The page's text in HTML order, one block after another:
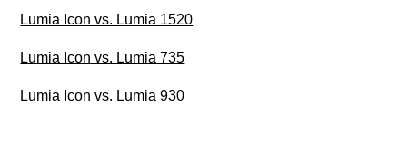
Lumia Icon vs. Lumia 1520
Lumia Icon vs. Lumia 735
Lumia Icon vs. Lumia 930